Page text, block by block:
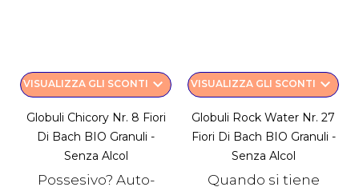
VISUALIZZA GLI SCONTI keyboard_arrow_down
Globuli Chicory Nr. 8 Fiori
Di Bach BIO Granuli -
Senza Alcol
Possesivo? Auto-
VISUALIZZA GLI SCONTI keyboard_arrow_down
Globuli Rock Water Nr. 27
Fiori Di Bach BIO Granuli -
Senza Alcol
Quando si tiene